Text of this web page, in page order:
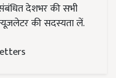
देशभर की सभी
की सदस्यता लें.